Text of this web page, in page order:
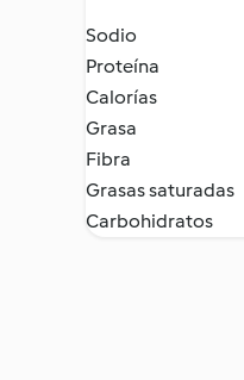
Sodio
Proteína
Calorías
Grasa
Fibra
Grasas saturadas
Carbohidratos